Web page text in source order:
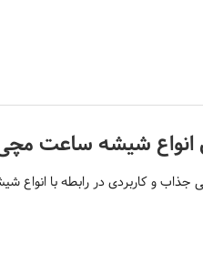
انواع شیشه ساعت
جذاب و کاربردی در رابطه با